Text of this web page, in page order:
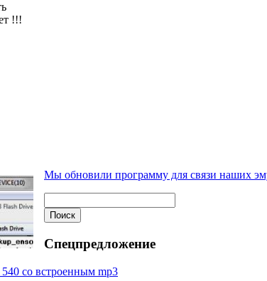
!!!
Мы обновили программу для связи наших
Спецпредложение
540 со встроенным mp3